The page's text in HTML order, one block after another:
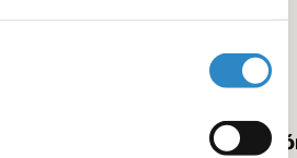
gramaticales y de redacción.
estándar alto en cada